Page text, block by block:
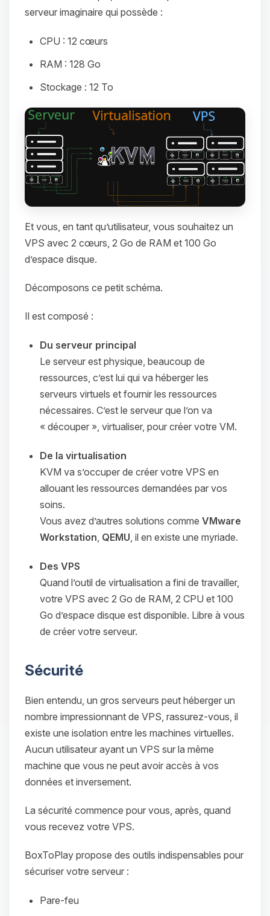
serveur imaginaire qui possède :
CPU : 12 cœurs
RAM : 128 Go
Stockage : 12 To
Et vous, en tant qu’utilisateur, vous souhaitez un
VPS avec 2 cœurs, 2 Go de RAM et 100 Go
d’espace disque.
Décomposons ce petit schéma.
Il est composé :
Du serveur principal
Le serveur est physique, beaucoup de
ressources, c’est lui qui va héberger les
serveurs virtuels et fournir les ressources
nécessaires. C’est le serveur que l’on va
« découper » , virtualiser, pour créer votre VM.
De la virtualisation
KVM va s’occuper de créer votre VPS en
allouant les ressources demandées par vos
soins.
Vous avez d’autres solutions comme VMware
Workstation QEMU , il en existe une myriade.
Des VPS
Quand l’outil de virtualisation a fini de travailler,
votre VPS avec 2 Go de RAM, 2 CPU et 100
Go d’espace disque est disponible. Libre à vous
de créer votre serveur.
Sécurité
Bien entendu, un gros serveurs peut héberger un
nombre impressionnant de VPS, rassurez-vous, il
existe une isolation entre les machines virtuelles.
Aucun utilisateur ayant un VPS sur la même
machine que vous ne peut avoir accès à vos
données et inversement.
La sécurité commence pour vous, après, quand
vous recevez votre VPS.
BoxToPlay propose des outils indispensables pour
sécuriser votre serveur :
Pare-feu